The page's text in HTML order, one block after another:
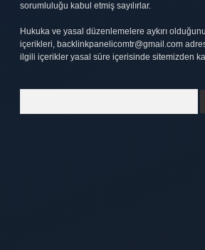
sorumluluğu kabul etmiş sayılırlar.
Hukuka ve yasal düzenlemelere aykırı
içerikleri, backlinkpanelicomtr@gmail.com
ilgili içerikler yasal süre içerisinde sitemizden